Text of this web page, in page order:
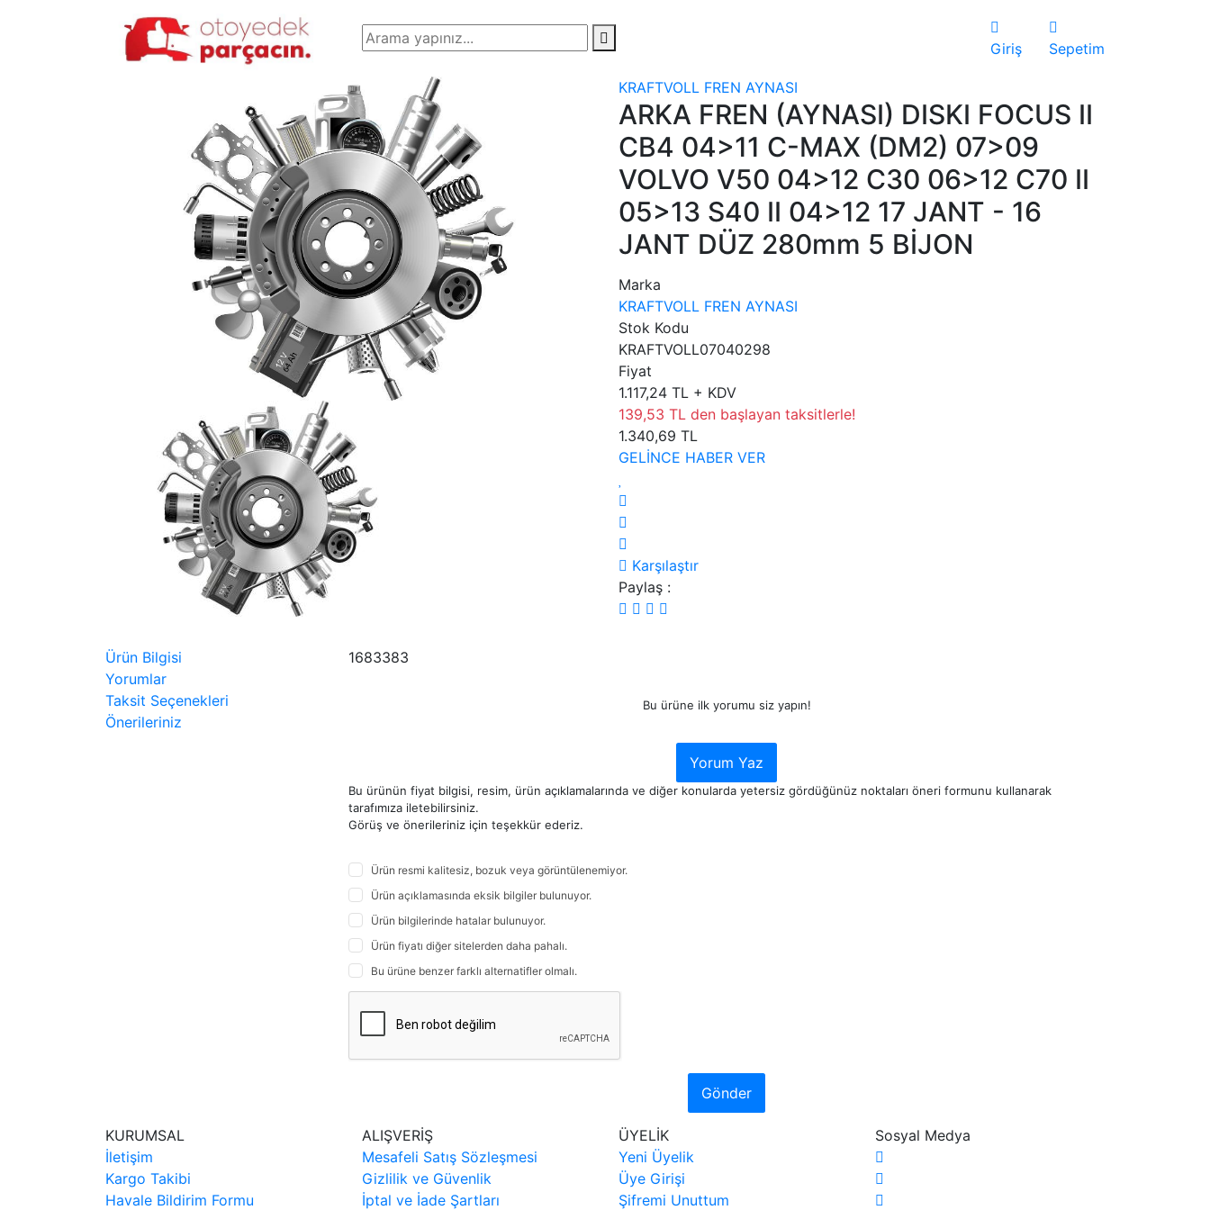
Giriş Sepetim
KRAFTVOLL FREN AYNASI
ARKA FREN (AYNASI) DISKI FOCUS II
CB4 04>11 C-MAX (DM2) 07>09
VOLVO V50 04>12 C30 06>12 C70 II
05>13 S40 II 04>12 17 JANT - 16
JANT DÜZ 280mm 5 BİJON
Marka
KRAFTVOLL FREN AYNASI
Stok Kodu
KRAFTVOLL07040298
Fiyat
1.117,24 TL + KDV
139,53 TL den başlayan taksitlerle!
1.340,69 TL
GELİNCE HABER VER
Karşılaştır
Paylaş :
Ürün Bilgisi
Yorumlar
Taksit Seçenekleri
Önerileriniz
1683383
Bu ürüne ilk yorumu siz yapın!
Yorum Yaz
Bu ürünün fiyat bilgisi, resim, ürün açıklamalarında ve diğer konularda yetersiz gördüğünüz noktaları öneri formunu kullanarak
tarafımıza iletebilirsiniz.
Görüş ve önerileriniz için teşekkür ederiz.
Ürün resmi kalitesiz, bozuk veya görüntülenemiyor.
Ürün açıklamasında eksik bilgiler bulunuyor.
Ürün bilgilerinde hatalar bulunuyor.
Ürün fiyatı diğer sitelerden daha pahalı.
Bu ürüne benzer farklı alternatifler olmalı.
Gönder
KURUMSAL
İletişim
Kargo Takibi
Havale Bildirim Formu
ALIŞVERİŞ
Mesafeli Satış Sözleşmesi
Gizlilik ve Güvenlik
İptal ve İade Şartları
ÜYELİK
Yeni Üyelik
Üye Girişi
Şifremi Unuttum
Sosyal Medya